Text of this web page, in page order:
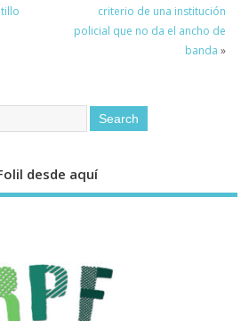
criterio de una institución
policial que no da el ancho de
banda »
desde aquí